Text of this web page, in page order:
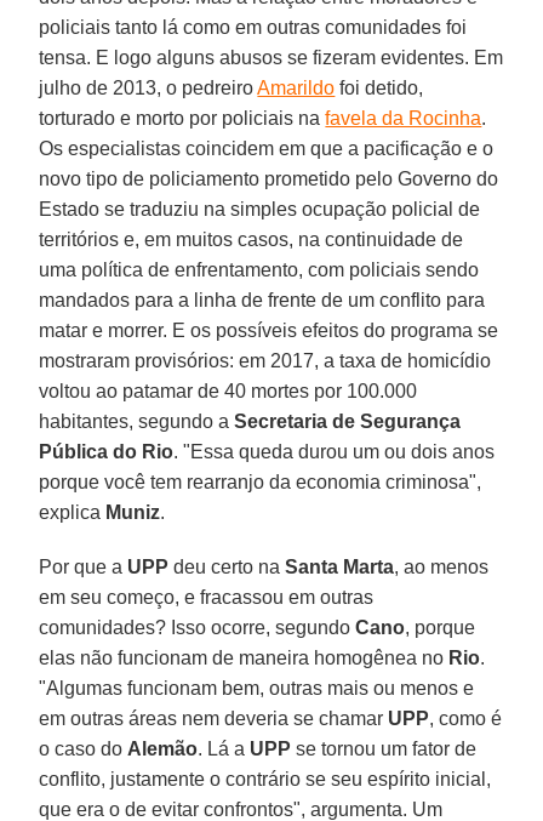
policiais tanto lá como em outras comunidades foi
tensa. E logo alguns abusos se fizeram evidentes. Em
julho de 2013, o pedreiroAmarildo foi detido,
torturado e morto por policiais nafavela da Rocinha.
Os especialistas coincidem em que a pacificação e o
novo tipo de policiamento prometido pelo Governo do
Estado se traduziu na simples ocupação policial de
territórios e, em muitos casos, na continuidade de
uma política de enfrentamento, com policiais sendo
mandados para a linha de frente de um conflito para
matar e morrer. E os possíveis efeitos do programa se
mostraram provisórios: em 2017, a taxa de homicídio
voltou ao patamar de 40 mortes por 100.000
habitantes, segundo aSecretaria de Segurança
Pública do Rio. "Essa queda durou um ou dois anos
porque você tem rearranjo da economia criminosa",
explica Muniz.
Por que a UPP deu certo naSanta Marta, ao menos
em seu começo, e fracassou em outras
comunidades? Isso ocorre, segundoCano, porque
elas não funcionam de maneira homogênea no Rio.
"Algumas funcionam bem, outras mais ou menos e
em outras áreas nem deveria se chamar UPP, como é
o caso do Alemão. Lá a UPP se tornou um fator de
conflito, justamente o contrário se seu espírito inicial,
que era o de evitar confrontos", argumenta. Um